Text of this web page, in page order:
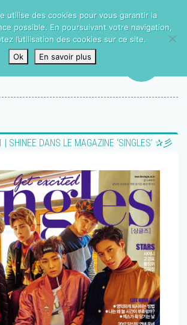
SHINEE DANS LE MAGAZINE ‘SINGLES’ ✰彡
utilise des cookies pour vous garantir la
possible. En poursuivant votre navigation,
l’utilisation des cookies sur ce site.
Ok
En savoir plus